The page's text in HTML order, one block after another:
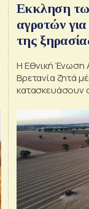
Εκκληση
αγροτών
της
Η Εθνική Ένωση
Βρετανία ζητά
κατασκευάσουν